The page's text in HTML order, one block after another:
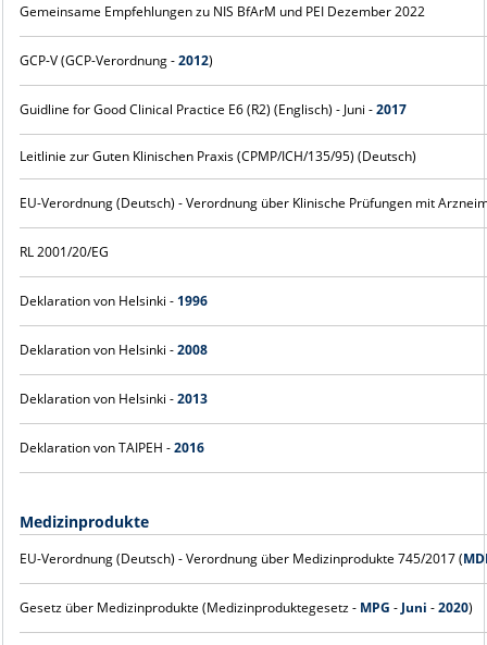
Gemeinsame Empfehlungen zu NIS BfArM und PEI Dezember 2022
GCP-V (GCP-Verordnung -2012)
Guidline for Good Clinical Practice E6 (R2) (Englisch) - Juni -2017
Leitlinie zur Guten Klinischen Praxis (CPMP/ICH/135/95) (Deutsch)
EU-Verordnung (Deutsch) - Verordnung über Klinische Prüfungen mit
RL 2001/20/EG
Deklaration von Helsinki - 1996
Deklaration von Helsinki -2008
Deklaration von Helsinki -2013
Deklaration von TAIPEH -2016
Medizinprodukte
EU-Verordnung (Deutsch) - Verordnung über Medizinprodukte 745/2017 (
Gesetz über Medizinprodukte (Medizinproduktegesetz - MPG - Juni -2020)